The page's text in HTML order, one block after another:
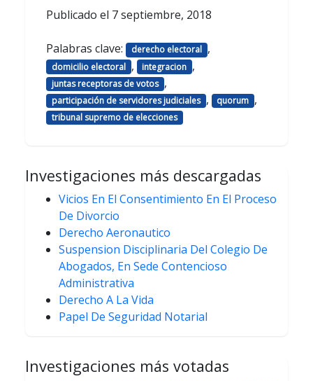
Publicado el 7 septiembre, 2018
Palabras clave: derecho electoral ,
domicilio electoral , integracion ,
juntas receptoras de votos ,
participación de servidores judiciales , quorum ,
tribunal supremo de elecciones
Investigaciones más descargadas
Vicios En El Consentimiento En El Proceso
De Divorcio
Derecho Aeronautico
Suspension Disciplinaria Del Colegio De
Abogados, En Sede Contencioso
Administrativa
Derecho A La Vida
Papel De Seguridad Notarial
Investigaciones más votadas